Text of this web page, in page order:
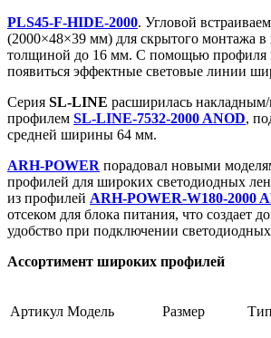
PLS45-F-HIDE-2000. Угловой
(2000×48×39 мм) для скрытого монтажа в
толщиной до 16 мм. С помощью профиля
появиться эффектные световые линии
Серия SL-LINE расширилась
профилем SL-LINE-7532-2000 ANOD,
средней ширины 64 мм.
ARH-POWER порадовал новыми
профилей для широких светодиодных
из профилей ARH-POWER-W180-2000
отсеком для блока питания, что создает
удобство при подключении светодиодных
Ассортимент широких профилей
Артикул Модель Размер